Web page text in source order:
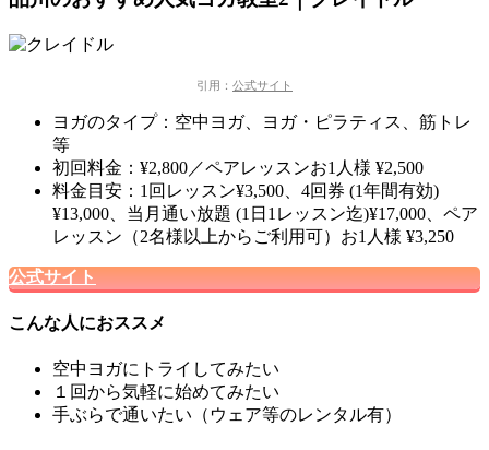
引用： 公式サイト
ヨガのタイプ：空中ヨガ、ヨガ・ピラティス、筋トレ
等
初回料金：¥2,800／ペアレッスンお1人様 ¥2,500
料金目安：1回レッスン¥3,500、4回券 (1年間有効)
¥13,000、当月通い放題 (1日1レッスン迄)¥17,000、ペア
レッスン（2名様以上からご利用可）お1人様 ¥3,250
公式サイト
こんな人におススメ
空中ヨガにトライしてみたい
１回から気軽に始めてみたい
手ぶらで通いたい（ウェア等のレンタル有）